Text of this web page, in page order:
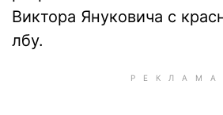
Виктора Януковича с
лбу.